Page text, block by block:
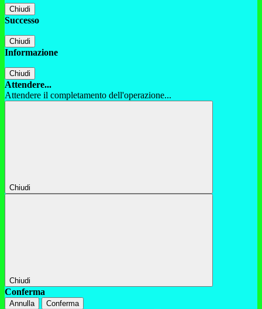
Chiudi
Successo
Chiudi
Informazione
Chiudi
Attendere...
Attendere il completamento dell'operazione...
Chiudi
Chiudi
Conferma
Annulla Conferma